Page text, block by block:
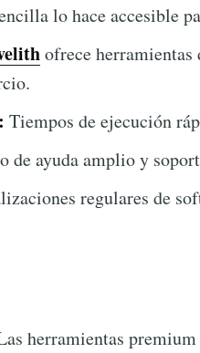
lo hace accesible
ofrece herramientas
Tiempos de ejecución
de ayuda amplio y
regulares de
herramientas